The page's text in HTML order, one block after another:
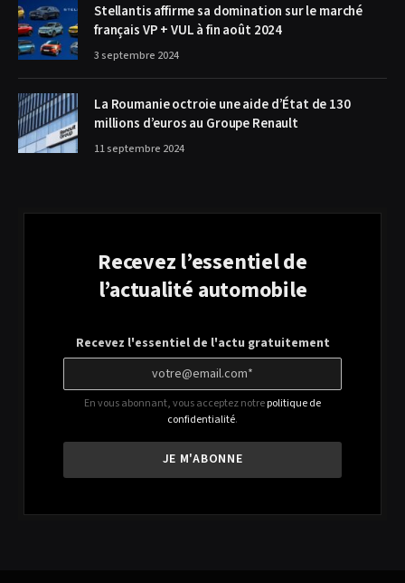
Stellantis affirme sa domination sur le marché
français VP + VUL à fin août 2024
3 septembre 2024
La Roumanie octroie une aide d’État de 130
millions d’euros au Groupe Renault
11 septembre 2024
Recevez l’essentiel de
l’actualité automobile
Recevez l'essentiel de l'actu gratuitement
En vous abonnant, vous acceptez notrepolitique de
confidentialité.